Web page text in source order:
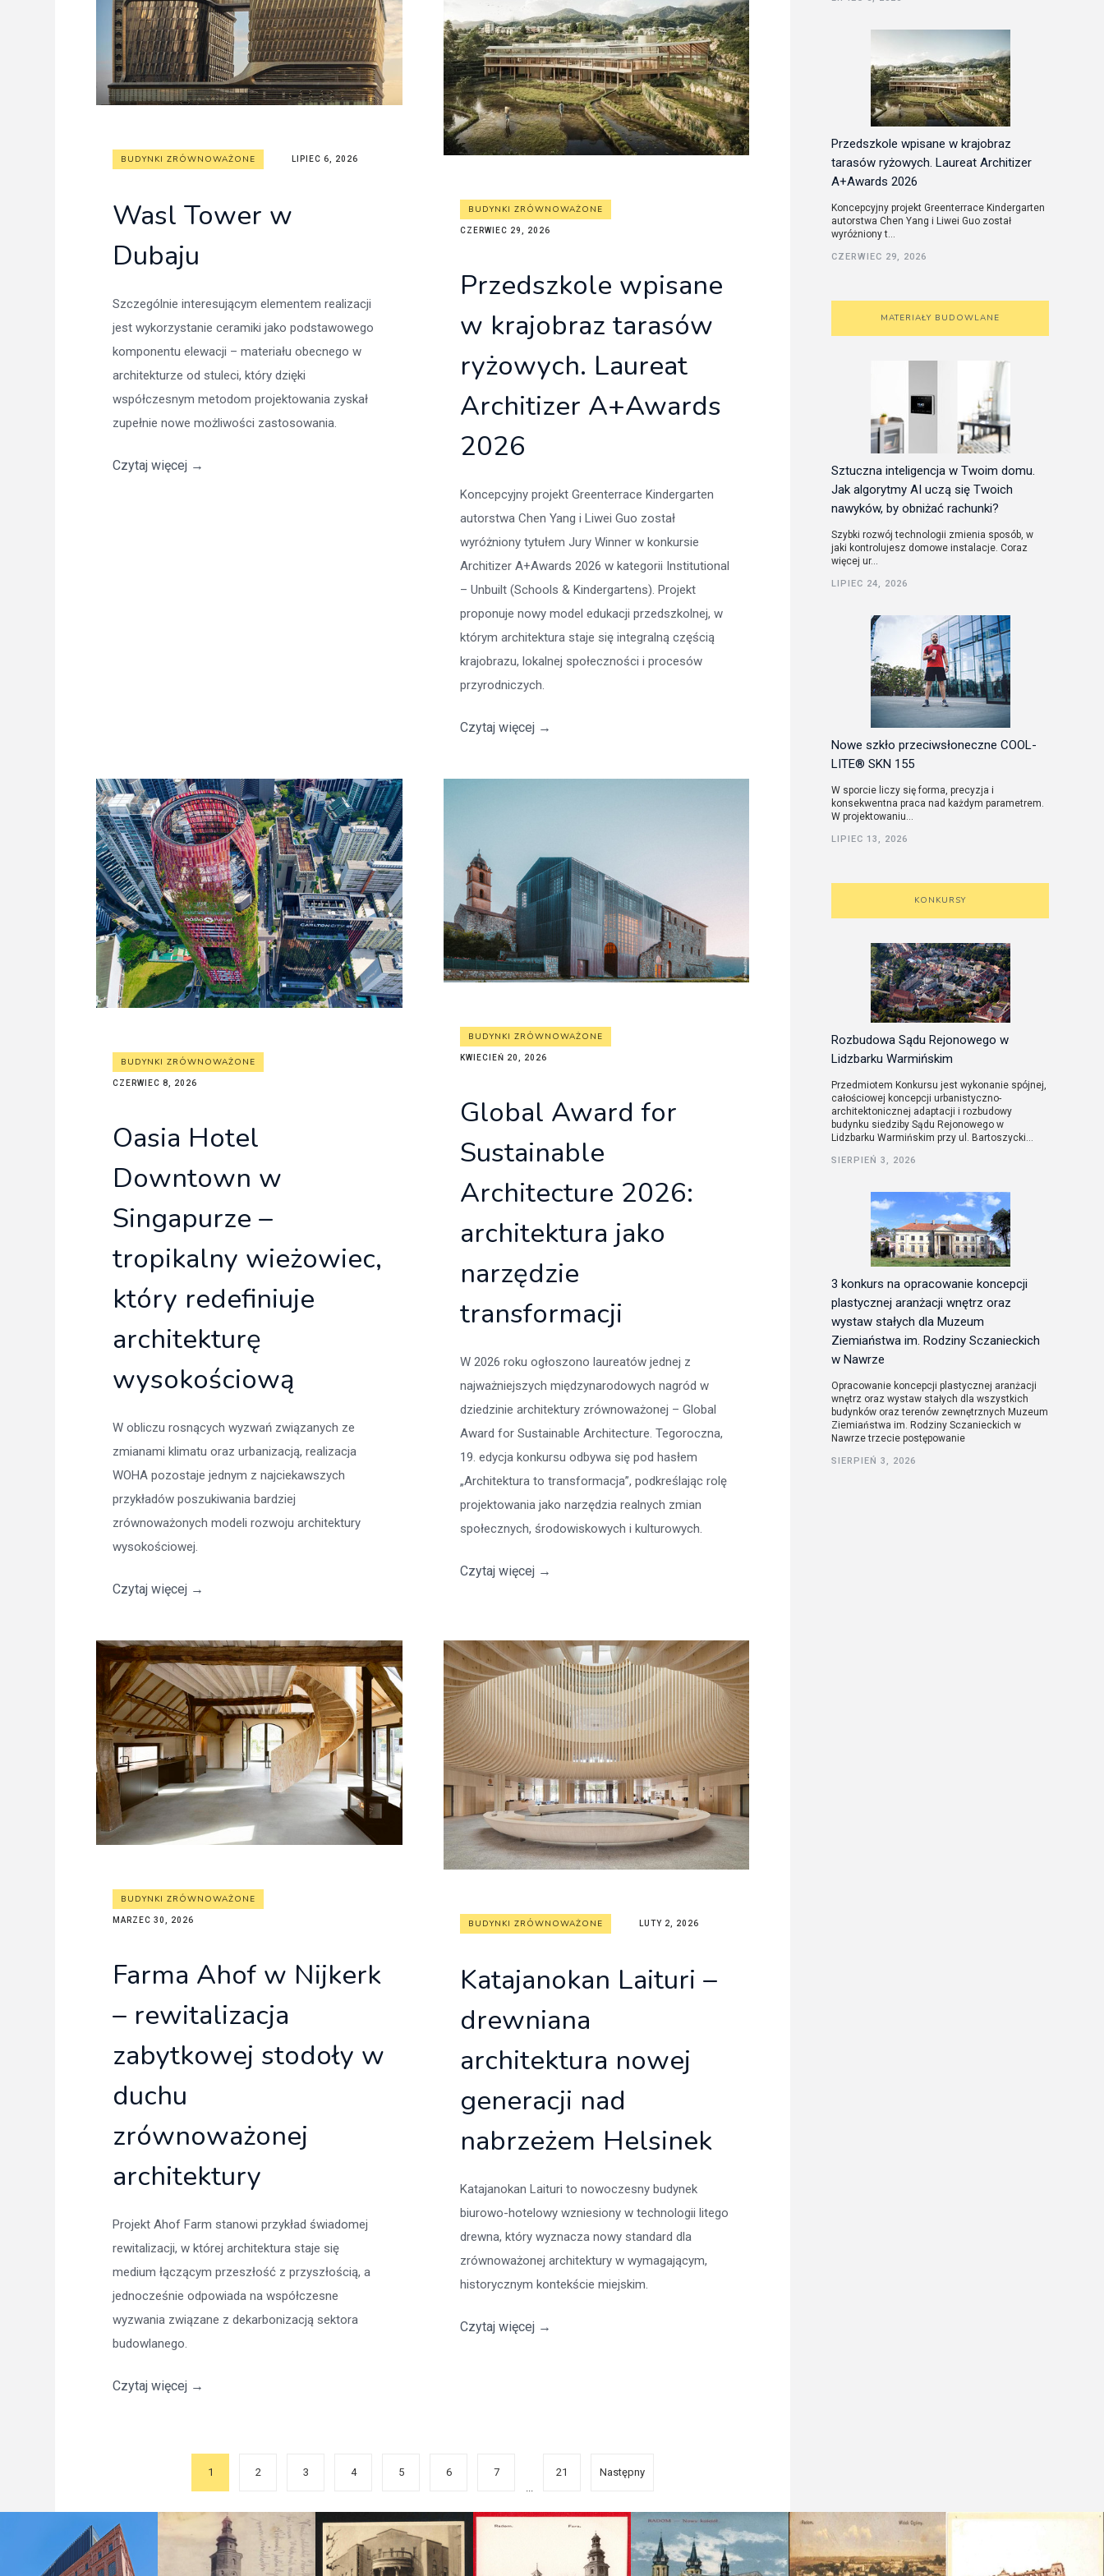
Freelance - architekt
Galeria Miast Dawnych
Katalog produktów dla architekta
Firmy
Prawo autorskie
BUDYNKI ZRÓWNOWAŻONE LIPIEC 6, 2026
Wasl Tower w
Dubaju
Szczególnie interesującym elementem realizacji
jest wykorzystanie ceramiki jako podstawowego
komponentu elewacji – materiału obecnego w
architekturze od stuleci, który dzięki
współczesnym metodom projektowania zyskał
zupełnie nowe możliwości zastosowania.
Czytaj więcej →
BUDYNKI ZRÓWNOWAŻONE
CZERWIEC 29, 2026
Przedszkole wpisane
w krajobraz tarasów
ryżowych. Laureat
Architizer A+Awards
2026
Koncepcyjny projekt Greenterrace Kindergarten
autorstwa Chen Yang i Liwei Guo został
wyróżniony tytułem Jury Winner w konkursie
Architizer A+Awards 2026 w kategorii Institutional
– Unbuilt (Schools & Kindergartens). Projekt
proponuje nowy model edukacji przedszkolnej, w
którym architektura staje się integralną częścią
krajobrazu, lokalnej społeczności i procesów
przyrodniczych.
Czytaj więcej →
BUDYNKI ZRÓWNOWAŻONE
CZERWIEC 8, 2026
Oasia Hotel
Downtown w
Singapurze –
tropikalny wieżowiec,
który redefiniuje
architekturę
wysokościową
W obliczu rosnących wyzwań związanych ze
zmianami klimatu oraz urbanizacją, realizacja
WOHA pozostaje jednym z najciekawszych
przykładów poszukiwania bardziej
zrównoważonych modeli rozwoju architektury
wysokościowej.
Czytaj więcej →
BUDYNKI ZRÓWNOWAŻONE
KWIECIEŃ 20, 2026
Global Award for
Sustainable
Architecture 2026:
architektura jako
narzędzie
transformacji
W 2026 roku ogłoszono laureatów jednej z
najważniejszych międzynarodowych nagród w
dziedzinie architektury zrównoważonej – Global
Award for Sustainable Architecture. Tegoroczna,
19. edycja konkursu odbywa się pod hasłem
„Architektura to transformacja”, podkreślając rolę
projektowania jako narzędzia realnych zmian
społecznych, środowiskowych i kulturowych.
Czytaj więcej →
BUDYNKI ZRÓWNOWAŻONE
MARZEC 30, 2026
Farma Ahof w Nijkerk
– rewitalizacja
zabytkowej stodoły w
duchu
zrównoważonej
architektury
Projekt Ahof Farm stanowi przykład świadomej
rewitalizacji, w której architektura staje się
medium łączącym przeszłość z przyszłością, a
jednocześnie odpowiada na współczesne
wyzwania związane z dekarbonizacją sektora
budowlanego.
Czytaj więcej →
BUDYNKI ZRÓWNOWAŻONE LUTY 2, 2026
Katajanokan Laituri –
drewniana
architektura nowej
generacji nad
nabrzeżem Helsinek
Katajanokan Laituri to nowoczesny budynek
biurowo-hotelowy wzniesiony w technologii litego
drewna, który wyznacza nowy standard dla
zrównoważonej architektury w wymagającym,
historycznym kontekście miejskim.
Czytaj więcej →
1 2 3 4 5 6
7
21 Następny
Przedszkole wpisane w krajobraz
tarasów ryżowych. Laureat Architizer
A+Awards 2026
Koncepcyjny projekt Greenterrace Kindergarten
autorstwa Chen Yang i Liwei Guo został
wyróżniony t...
CZERWIEC 29, 2026
MATERIAŁY BUDOWLANE
Sztuczna inteligencja w Twoim domu.
Jak algorytmy AI uczą się Twoich
nawyków, by obniżać rachunki?
Szybki rozwój technologii zmienia sposób, w
jaki kontrolujesz domowe instalacje. Coraz
więcej ur...
LIPIEC 24, 2026
Nowe szkło przeciwsłoneczne COOL-
LITE® SKN 155
W sporcie liczy się forma, precyzja i
konsekwentna praca nad każdym parametrem.
W projektowaniu...
LIPIEC 13, 2026
KONKURSY
Rozbudowa Sądu Rejonowego w
Lidzbarku Warmińskim
Przedmiotem Konkursu jest wykonanie spójnej,
całościowej koncepcji urbanistyczno-
architektonicznej adaptacji i rozbudowy
budynku siedziby Sądu Rejonowego w
Lidzbarku Warmińskim przy ul. Bartoszycki...
SIERPIEŃ 3, 2026
3 konkurs na opracowanie koncepcji
plastycznej aranżacji wnętrz oraz
wystaw stałych dla Muzeum
Ziemiaństwa im. Rodziny Sczanieckich
w Nawrze
Opracowanie koncepcji plastycznej aranżacji
wnętrz oraz wystaw stałych dla wszystkich
budynków oraz terenów zewnętrznych Muzeum
Ziemiaństwa im. Rodziny Sczanieckich w
Nawrze trzecie postępowanie
SIERPIEŃ 3, 2026